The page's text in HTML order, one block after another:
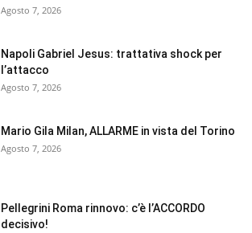
Agosto 7, 2026
Napoli Gabriel Jesus: trattativa shock per
l’attacco
Agosto 7, 2026
Mario Gila Milan, ALLARME in vista del Torino
Agosto 7, 2026
Pellegrini Roma rinnovo: c’è l’ACCORDO
decisivo!